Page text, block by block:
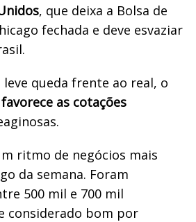
, que deixa a Bolsa de
fechada e deve esvaziar
queda frente ao real, o
favorece as cotações
ritmo de negócios mais
da semana. Foram
500 mil e 700 mil
considerado bom por